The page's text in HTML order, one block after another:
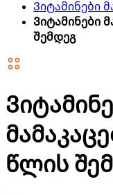
Ვიტამინები
Ვიტამინები
შემდეგ
წლის